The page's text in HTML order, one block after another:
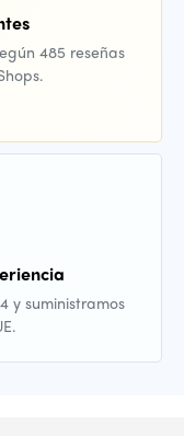
485 reseñas
y suministramos